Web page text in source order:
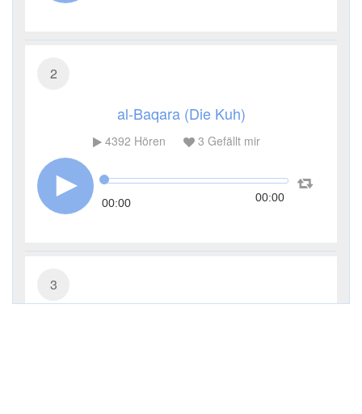
2
al-Baqara (Die Kuh)
4392 Hören 3 Gefällt mir
00:00 00:00
3